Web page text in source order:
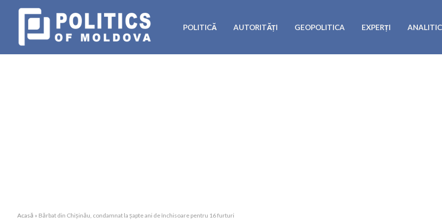
POLITICĂ AUTORITĂȚI GEOPOLITICA EXPERȚI
Acasă » Bărbat din Chișinău, condamnat la șapte ani de închisoare pentru 16 furturi